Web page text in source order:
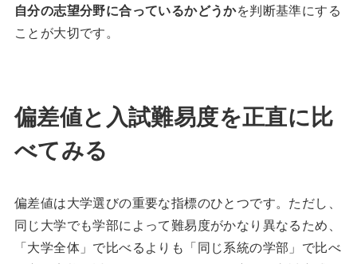
自分の志望分野に合っているかどうかを判断基準にする
ことが大切です。
偏差値と入試難易度を正直に比
べてみる
偏差値は大学選びの重要な指標のひとつです。ただし、
同じ大学でも学部によって難易度がかなり異なるため、
「大学全体」で比べるよりも「同じ系統の学部」で比べ